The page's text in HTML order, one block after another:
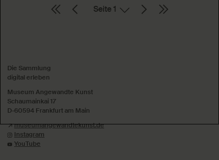
Die Sammlung
digital erleben
Museum Angewandte Kunst
Schaumainkai 17
D-60594 Frankfurt am Main
museumangewandtekunst.de
Instagram
YouTube